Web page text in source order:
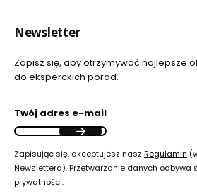
Newsletter
Zapisz się, aby otrzymywać najlepsze
do eksperckich porad.
Twój adres e-mail
Zapisując się, akceptujesz nasz Regulamin
Newslettera). Przetwarzanie danych odbywa
prywatności.